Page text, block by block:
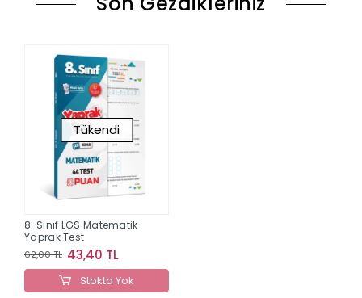
Tükendi
8. Sınıf LGS Matematik
Yaprak Test
62,00 TL 43,40 TL
Stokta Yok